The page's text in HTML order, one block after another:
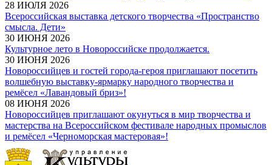
28 ИЮЛЯ 2026
Всероссийская выставка детского творчества «Пространство
смысла. Дети»
30 ИЮНЯ 2026
Культурное лето в Новороссийске продолжается.
30 ИЮНЯ 2026
Новороссийцев и гостей города-героя приглашают посетить
волшебную выставку-ярмарку народного творчества и
ремёсел «Лавандовый бриз»!
08 ИЮНЯ 2026
Новороссийцев приглашают окунуться в мир творчества и
мастерства на Всероссийском фестивале народных промыслов
и ремёсел «Черноморская мастеровая»!